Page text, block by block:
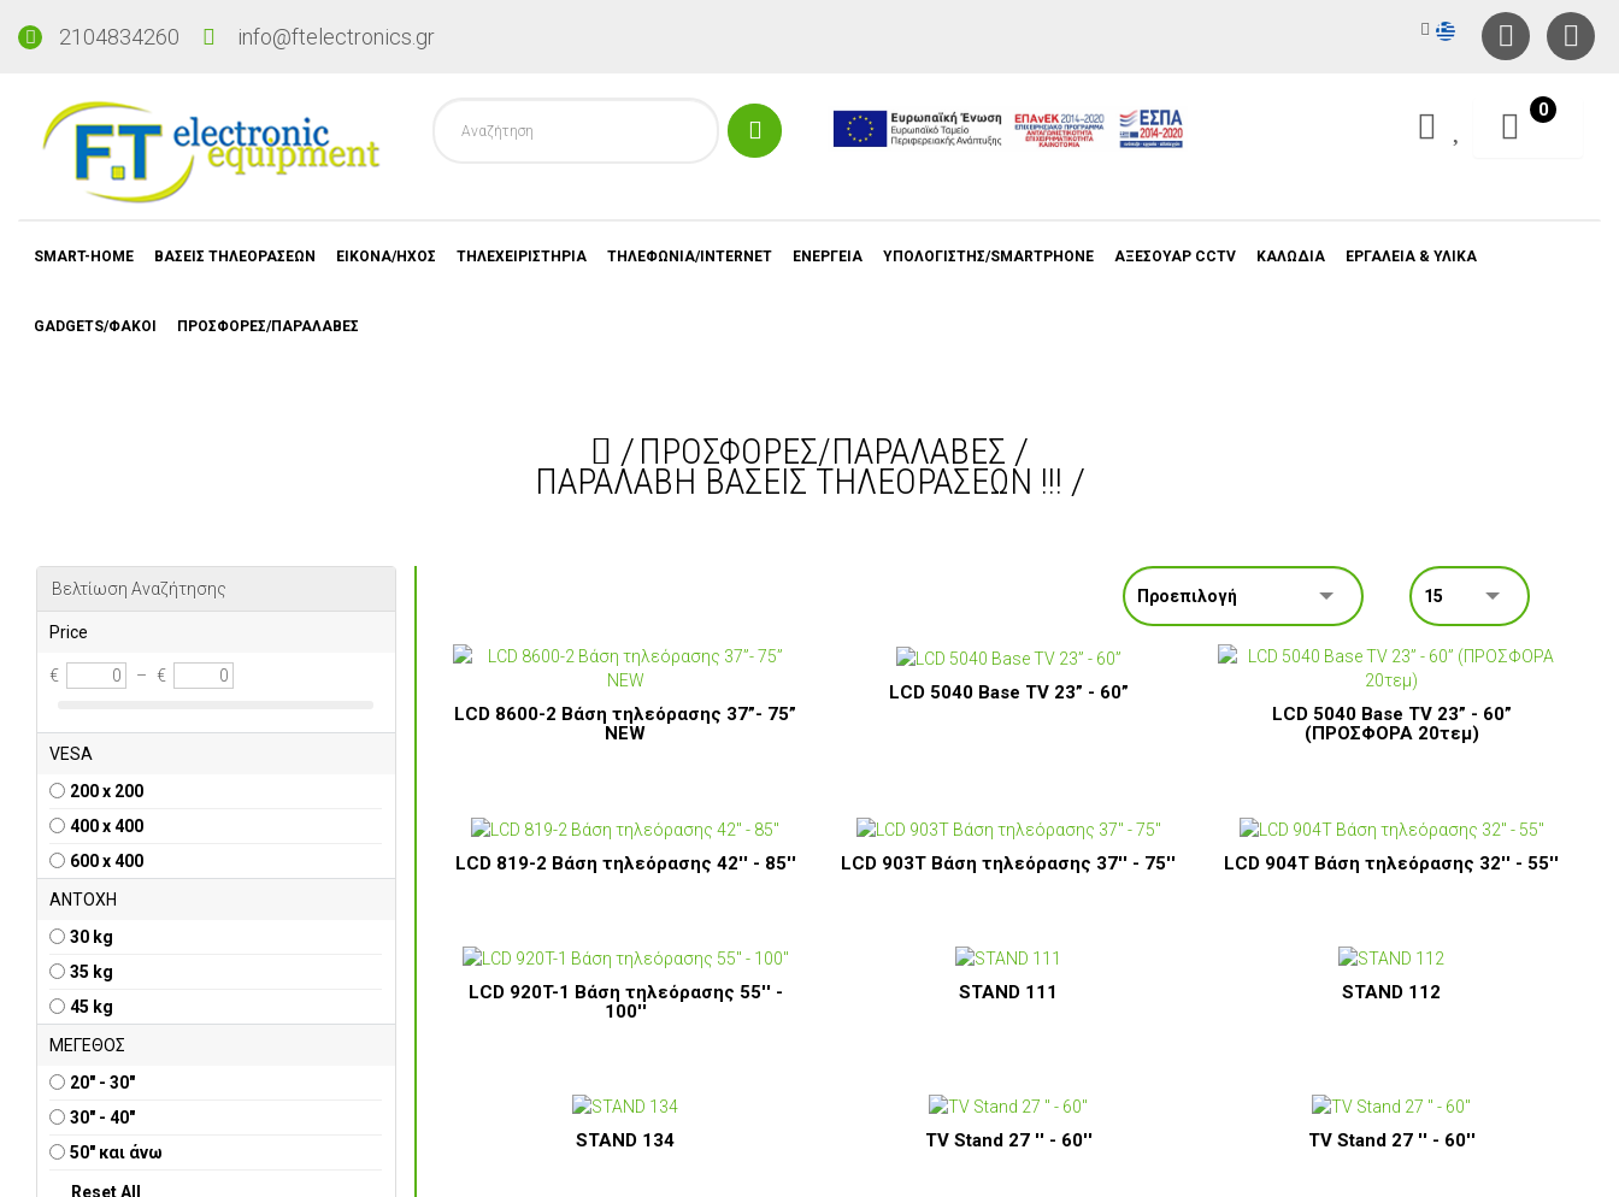
2104834260 info@ftelectronics.gr
0
SMART-HOME ΒΑΣΕΙΣ ΤΗΛΕΟΡΑΣΕΩΝ ΕΙΚΟΝΑ/ΗΧΟΣ ΤΗΛΕΧΕΙΡΙΣΤΗΡΙΑ ΤΗΛΕΦΩΝΙΑ/INTERNET ΕΝΕΡΓΕΙΑ ΥΠΟΛΟΓΙΣΤΗΣ/SMARTPHONE ΑΞΕΣΟΥΑΡ CCTV ΚΑΛΩΔΙΑ ΕΡΓΑΛΕΙΑ & ΥΛΙΚΑ
GADGETS/ΦΑΚΟΙ ΠΡΟΣΦΟΡΕΣ/ΠΑΡΑΛΑΒΕΣ
ΠΡΟΣΦΟΡΕΣ/ΠΑΡΑΛΑΒΕΣ
ΠΑΡΑΛΑΒΗ ΒΑΣΕΙΣ ΤΗΛΕΟΡΑΣΕΩΝ !!!
Βελτίωση Αναζήτησης
Price
€ – €
VESA
200 x 200
400 x 400
600 x 400
ΑΝΤΟΧΗ
30 kg
35 kg
45 kg
ΜΕΓΕΘΟΣ
20" - 30"
30" - 40"
50" και άνω
LCD 8600-2 Βάση τηλεόρασης 37”- 75”
NEW
LCD 5040 Base TV 23” - 60”
LCD 5040 Base TV 23” - 60”
(ΠΡΟΣΦΟΡΑ 20τεμ)
LCD 819-2 Βάση τηλεόρασης 42'' - 85'' LCD 903T Βάση τηλεόρασης 37'' - 75'' LCD 904T Βάση τηλεόρασης 32'' - 55''
LCD 920T-1 Βάση τηλεόρασης 55'' -
100''
STAND 111 STAND 112
STAND 134 TV Stand 27 '' - 60'' TV Stand 27 '' - 60''